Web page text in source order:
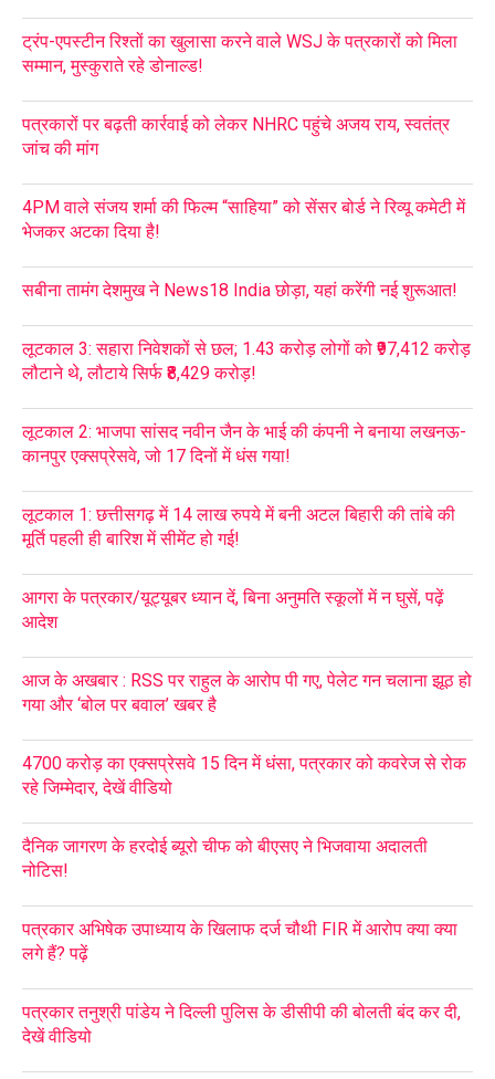
ट्रंप-एपस्टीन रिश्तों का खुलासा करने वाले WSJ के पत्रकारों को मिला
सम्मान, मुस्कुराते रहे डोनाल्ड!
पत्रकारों पर बढ़ती कार्रवाई को लेकर NHRC पहुंचे अजय राय, स्वतंत्र
जांच की मांग
4PM वाले संजय शर्मा की फिल्म “साहिया” को सेंसर बोर्ड ने रिव्यू कमेटी में
भेजकर अटका दिया है!
सबीना तामंग देशमुख ने News18 India छोड़ा, यहां करेंगी नई शुरूआत!
लूटकाल 3: सहारा निवेशकों से छल; 1.43 करोड़ लोगों को ₹97,412 करोड़
लौटाने थे, लौटाये सिर्फ ₹8,429 करोड़!
लूटकाल 2: भाजपा सांसद नवीन जैन के भाई की कंपनी ने बनाया लखनऊ-
कानपुर एक्सप्रेसवे, जो 17 दिनों में धंस गया!
लूटकाल 1: छत्तीसगढ़ में 14 लाख रुपये में बनी अटल बिहारी की तांबे की
मूर्ति पहली ही बारिश में सीमेंट हो गई!
आगरा के पत्रकार/यूट्यूबर ध्यान दें, बिना अनुमति स्कूलों में न घुसें, पढ़ें
आदेश
आज के अखबार : RSS पर राहुल के आरोप पी गए, पेलेट गन चलाना झूठ हो
गया और ‘बोल पर बवाल’ खबर है
4700 करोड़ का एक्सप्रेसवे 15 दिन में धंसा, पत्रकार को कवरेज से रोक
रहे जिम्मेदार, देखें वीडियो
दैनिक जागरण के हरदोई ब्यूरो चीफ को बीएसए ने भिजवाया अदालती
नोटिस!
पत्रकार अभिषेक उपाध्याय के खिलाफ दर्ज चौथी FIR में आरोप क्या क्या
लगे हैं? पढ़ें
पत्रकार तनुश्री पांडेय ने दिल्ली पुलिस के डीसीपी की बोलती बंद कर दी,
देखें वीडियो